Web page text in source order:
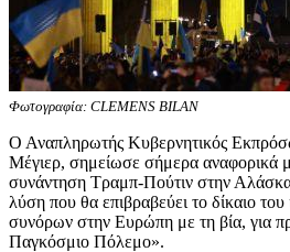
Φωτογραφία: CLEMENS BILAN
Ο Αναπληρωτής Κυβερνητικός
Μέγιερ, σημείωσε σήμερα αναφορικά
συνάντηση Τραμπ-Πούτιν στην
λύση που θα επιβραβεύει το δίκαιο
συνόρων στην Ευρώπη με τη βία, για
Παγκόσμιο Πόλεμο».